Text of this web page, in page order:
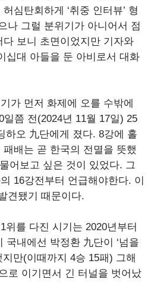
심탄회하게 ‘취중 인터뷰’ 형
나 그럴 분위기가 아니어서 점
보니 초면이었지만 기자와
십대 아들을 둔 아비로서 대화
가 먼저 화제에 오를 수밖에
쯤 전(2024년 11월 17일) 25
하오 九단에게 졌다. 8강에 홀
배는 곧 한국의 전멸을 뜻했
어보고 싶은 것이 있었다. 그
16강전부터 언급해야한다. 이
견됐기 때문이다.
위를 다진 시기는 2020년부터
국내에선 박정환 九단이 ‘넘을
만(이때까지 4승 15패) 그해
로 이기면서 긴 터널을 벗어났